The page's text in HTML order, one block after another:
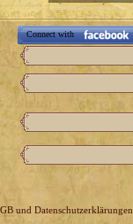
Connect with
und Datenschutzerklärungen